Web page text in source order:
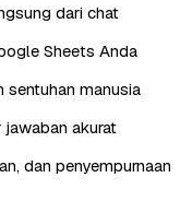
dari chat
Sheets Anda
sentuhan manusia
akurat
dan penyempurnaan